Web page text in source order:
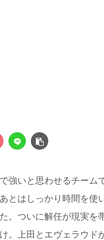
強いと思わせるチー
とはしっかり時間を使
。ついに解任が現実
。上田とエヴェラウド